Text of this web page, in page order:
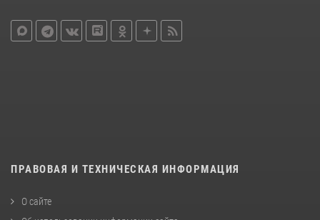
ПРАВОВАЯ И ТЕХНИЧЕСКАЯ ИНФОРМАЦИЯ
О сайте